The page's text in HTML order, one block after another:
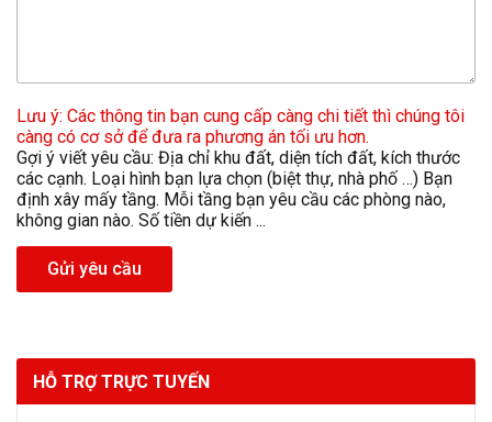
Lưu ý: Các thông tin bạn cung cấp càng chi tiết thì chúng tôi
càng có cơ sở để đưa ra phương án tối ưu hơn.
Gợi ý viết yêu cầu: Địa chỉ khu đất, diện tích đất, kích thước
các cạnh. Loại hình bạn lựa chọn (biệt thự, nhà phố …) Bạn
định xây mấy tầng. Mỗi tầng bạn yêu cầu các phòng nào,
không gian nào. Số tiền dự kiến ...
Gửi yêu cầu
HỖ TRỢ TRỰC TUYẾN